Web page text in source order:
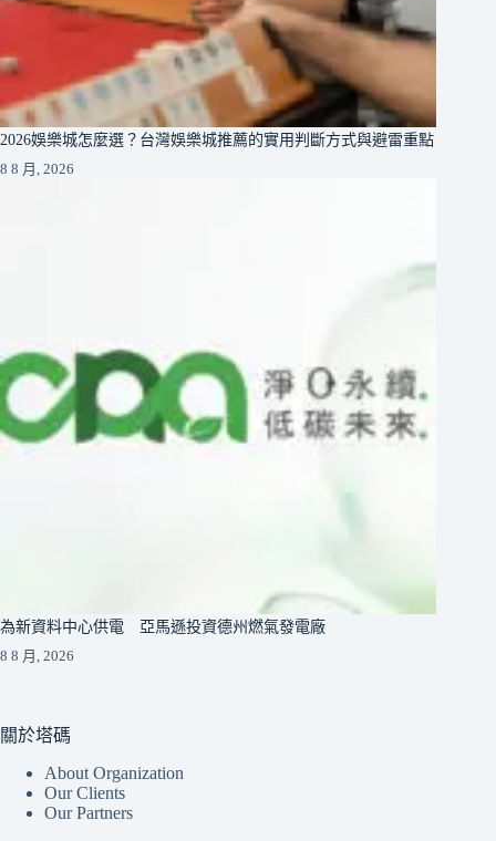
2026娛樂城怎麼選？台灣娛樂城推薦的實用判斷方式與避雷重點
8 8 月, 2026
為新資料中心供電 亞馬遜投資德州燃氣發電廠
8 8 月, 2026
關於塔碼
About Organization
Our Clients
Our Partners